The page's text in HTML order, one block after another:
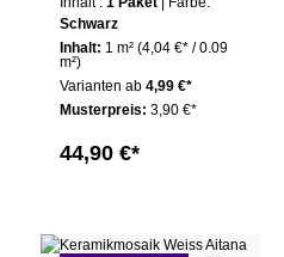
Schwarz
Inhalt: 1 m² (4,04 €* / 0.09
m²)
Varianten ab 4,99 €*
Musterpreis: 3,90 €*
44,90 €*